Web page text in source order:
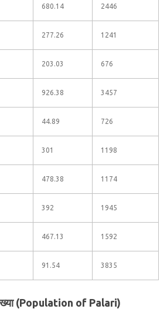
680.14 2446
277.26 1241
203.03 676
926.38 3457
44.89 726
301 1198
478.38 1174
392 1945
467.13 1592
91.54 3835
(Population of Palari)